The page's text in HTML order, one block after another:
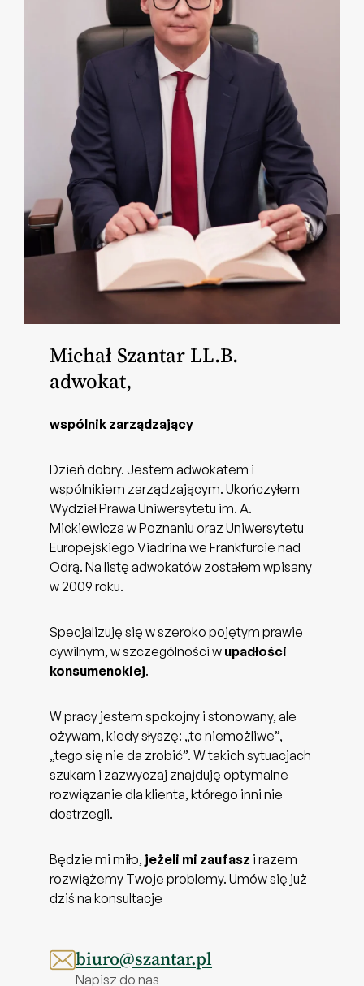
Michał Szantar LL.B.
adwokat,
wspólnik zarządzający
Dzień dobry. Jestem adwokatem i
wspólnikiem zarządzającym. Ukończyłem
Wydział Prawa Uniwersytetu im. A.
Mickiewicza w Poznaniu oraz Uniwersytetu
Europejskiego Viadrina we Frankfurcie nad
Odrą. Na listę adwokatów zostałem wpisany
w 2009 roku.
Specjalizuję się w szeroko pojętym prawie
cywilnym, w szczególności w upadłości
konsumenckiej.
W pracy jestem spokojny i stonowany, ale
ożywam, kiedy słyszę: „to niemożliwe”,
„tego się nie da zrobić”. W takich sytuacjach
szukam i zazwyczaj znajduję optymalne
rozwiązanie dla klienta, którego inni nie
dostrzegli.
Będzie mi miło, jeżeli mi zaufasz i razem
rozwiążemy Twoje problemy. Umów się już
dziś na konsultacje
biuro@szantar.pl
Napisz do nas